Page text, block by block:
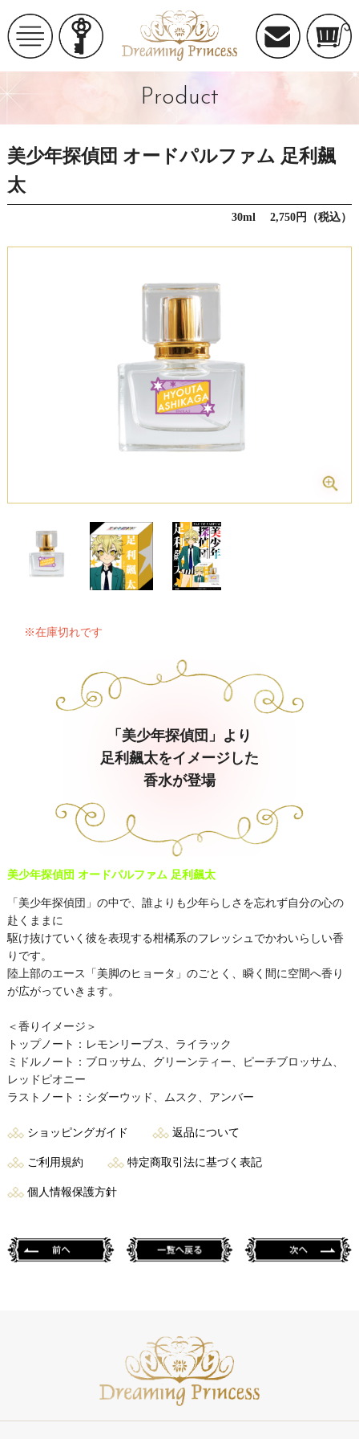
Product
美少年探偵団 オードパルファム 足利飆
太
30ml 2,750円（税込）
※在庫切れです
「美少年探偵団」より
足利飆太をイメージした
香水が登場
美少年探偵団 オードパルファム 足利飆太
「美少年探偵団」の中で、誰よりも少年らしさを忘れず自分の心の
赴くままに
駆け抜けていく彼を表現する柑橘系のフレッシュでかわいらしい香
りです。
陸上部のエース「美脚のヒョータ」のごとく、瞬く間に空間へ香り
が広がっていきます。
＜香りイメージ＞
トップノート：レモンリーブス、ライラック
ミドルノート：ブロッサム、グリーンティー、ピーチブロッサム、
レッドピオニー
ラストノート：シダーウッド、ムスク、アンバー
ショッピングガイド 返品について
ご利用規約 特定商取引法に基づく表記
個人情報保護方針